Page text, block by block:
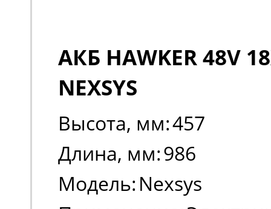
АКБ HAWKER 48V
NEXSYS
Высота, мм:457
Длина, мм:986
Модель: Nexsys